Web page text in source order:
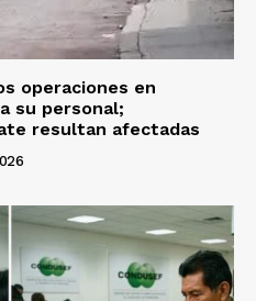
operaciones en
su personal;
resultan afectadas